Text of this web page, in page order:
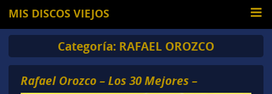
MIS DISCOS VIEJOS
Categoría: RAFAEL OROZCO
Rafael Orozco – Los 30 Mejores –